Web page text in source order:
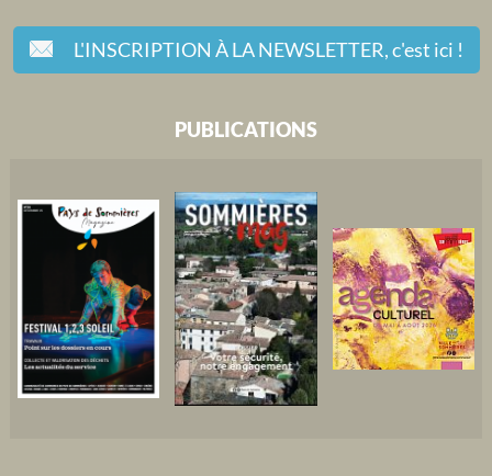
L'INSCRIPTION À LA NEWSLETTER,c'est ici !
PUBLICATIONS